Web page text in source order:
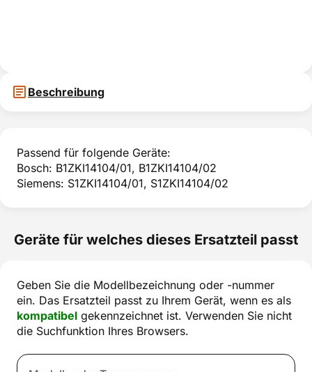
Beschreibung
Passend für folgende Geräte:
Bosch: B1ZKI14104/01, B1ZKI14104/02
Siemens: S1ZKI14104/01, S1ZKI14104/02
Geräte für welches dieses Ersatzteil passt
Geben Sie die Modellbezeichnung oder -nummer
ein. Das Ersatzteil passt zu Ihrem Gerät, wenn es als
kompatibel gekennzeichnet ist. Verwenden Sie nicht
die Suchfunktion Ihres Browsers.